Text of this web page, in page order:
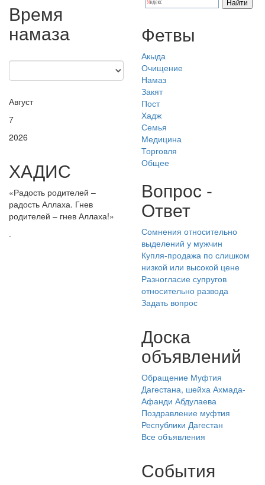
Время
намаза
Август
7
2026
ХАДИС
«Радость родителей –
радость Аллаха. Гнев
родителей – гнев Аллаха!»
.
Фетвы
Акыда
Очищение
Намаз
Закят
Пост
Хадж
Семья
Медицина
Торговля
Общее
Вопрос -
Ответ
Сомнения относительно
выделений у мужчин
Купля-продажа по слишком
низкой или высокой цене
Разногласие супругов
относительно развода
Задать вопрос
Доска
объявлений
Обращение Муфтия
Дагестана, шейха Ахмада-
Афанди Абдулаева
Поздравление муфтия
Республики Дагестан
Все объявления
События